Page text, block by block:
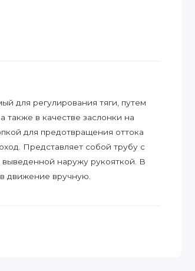
для регулирования тяги, путем
также в качестве заслонки на
для предотвращения оттока
Представляет собой трубу с
наружу рукояткой. В
движение вручную.